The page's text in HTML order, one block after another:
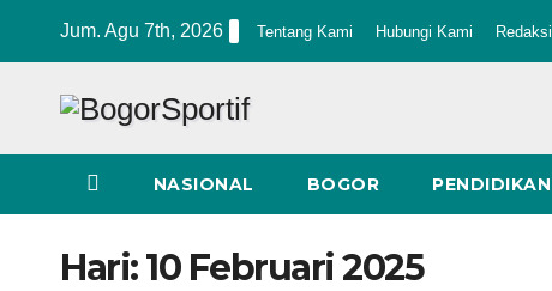
Jum. Agu 7th, 2026 Tentang Kami Hubungi Kami Redaksi
NASIONAL BOGOR PENDIDIKAN
Hari:10 Februari 2025